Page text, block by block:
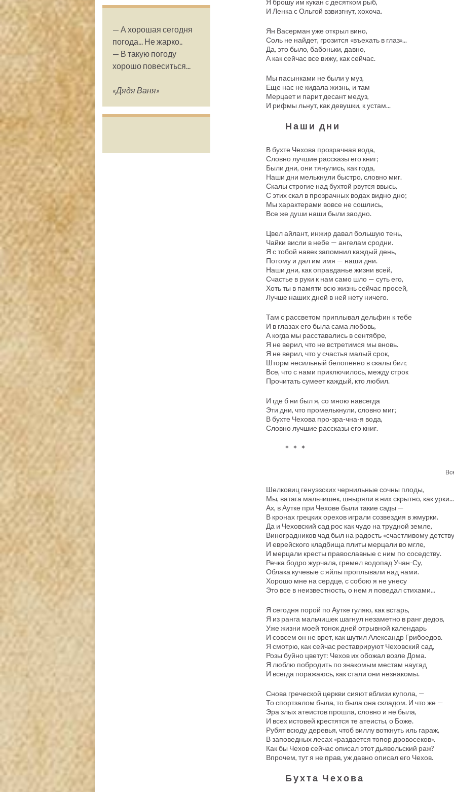
— А хорошая сегодня
погода... Не жарко..
— В такую погоду
хорошо повеситься...
«Дядя Ваня»
Я брошу им кукан с десятком рыб,
И Ленка с Ольгой взвизгнут, хохоча.
Ян Васерман уже открыл вино,
Соль не найдет, грозится «въехать в глаз»...
Да, это было, бабоньки, давно,
А как сейчас все вижу, как сейчас.
Мы пасынками не были у муз,
Еще нас не кидала жизнь, и там
Мерцает и парит десант медуз,
И рифмы льнут, как девушки, к устам...
Наши дни
В бухте Чехова прозрачная вода,
Словно лучшие рассказы его книг;
Были дни, они тянулись, как года,
Наши дни мелькнули быстро, словно миг.
Скалы строгие над бухтой рвутся ввысь,
С этих скал в прозрачных водах видно дно;
Мы характерами вовсе не сошлись,
Все же души наши были заодно.
Цвел айлант, инжир давал большую тень,
Чайки висли в небе — ангелам сродни.
Я с тобой навек запомнил каждый день,
Потому и дал им имя — наши дни.
Наши дни, как оправданье жизни всей,
Счастье в руки к нам само шло — суть его,
Хоть ты в памяти всю жизнь сейчас просей,
Лучше наших дней в ней нету ничего.
Там с рассветом приплывал дельфин к тебе
И в глазах его была сама любовь,
А когда мы расставались в сентябре,
Я не верил, что не встретимся мы вновь.
Я не верил, что у счастья малый срок,
Шторм несильный белопенно в скалы бил;
Все, что с нами приключилось, между строк
Прочитать сумеет каждый, кто любил.
И где б ни был я, со мною навсегда
Эти дни, что промелькнули, словно миг;
В бухте Чехова про-зра-чна-я вода,
Словно лучшие рассказы его книг.
* * *
Шелковиц генуэзских чернильные сочны плоды,
Мы, ватага мальчишек, шныряли в них скрытно, как урки...
Ах, в Аутке при Чехове были такие сады —
В кронах грецких орехов играли созвездия в жмурки.
Да и Чеховский сад рос как чудо на трудной земле,
Виноградников чад был на радость «счастливому
И еврейского кладбища плиты мерцали во мгле,
И мерцали кресты православные с ним по соседству.
Речка бодро журчала, гремел водопад Учан-Су,
Облака кучевые с яйлы проплывали над нами.
Хорошо мне на сердце, с собою я не унесу
Это все в неизвестность, о нем я поведал стихами...
Я сегодня порой по Аутке гуляю, как встарь,
Я из ранга мальчишек шагнул незаметно в ранг дедов,
Уже жизни моей тонок дней отрывной календарь
И совсем он не врет, как шутил Александр Грибоедов.
Я смотрю, как сейчас реставрируют Чеховский сад,
Розы буйно цветут: Чехов их обожал возле Дома.
Я люблю побродить по знакомым местам наугад
И всегда поражаюсь, как стали они незнакомы.
Снова греческой церкви сияют вблизи купола, —
То спортзалом была, то была она складом. И что же —
Эра злых атеистов прошла, словно и не была,
И всех истовей крестятся те атеисты, о Боже.
Рубят всюду деревья, чтоб виллу воткнуть иль гараж,
В заповедных лесах «раздается топор дровосеков».
Как бы Чехов сейчас описал этот дьявольский раж?
Впрочем, тут я не прав, уж давно описал его Чехов.
Бухта Чехова